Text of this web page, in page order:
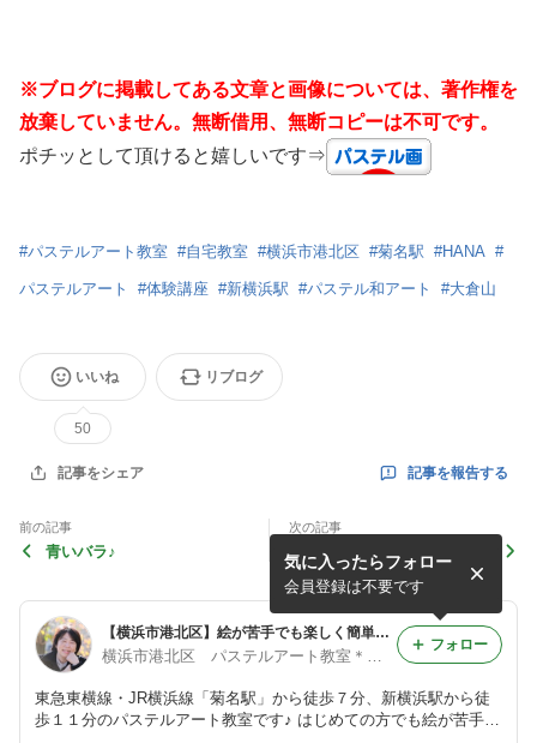
※ブログに掲載してある文章と画像については、著作権を
放棄していません。無断借用、無断コピーは不可です。
ポチッとして頂けると嬉しいです⇒
#パステルアート教室 #自宅教室 #横浜市港北区 #菊名駅 #HANA #
パステルアート #体験講座 #新横浜駅 #パステル和アート #大倉山
いいね
50
リブログ
記事をシェア 記事を報告する
前の記事
青いバラ♪
次の記事
「カラー2021」を習いまし
た♪
【横浜市港北区】絵が苦手でも楽しく簡単に描けるパステルアート教室＊ＨＡＮＡ＊～菊名・新横浜・大倉山～
東急東横線・JR横浜線「菊名駅」から徒歩７分、新横浜駅から徒
歩１１分のパステルアート教室です♪ はじめての方でも絵が苦手な
気に入ったらフォロー
会員登録は不要です
フォロー